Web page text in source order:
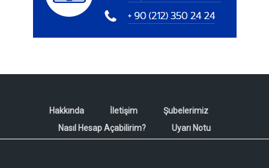
Hakkında İletişim
Şubelerimiz
Nasıl Hesap Açabilirim?
Uyarı Notu